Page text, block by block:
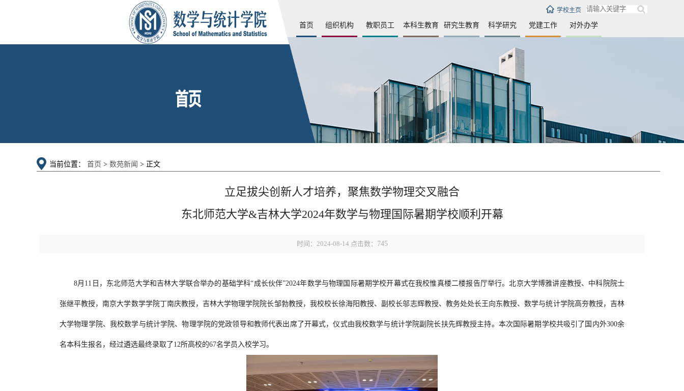
学校主页
首页 组织机构 教职员工 本科生教育 研究生教育 科学研究 党建工作 对外办学
当前位置： 首页 > 数苑新闻 > 正文
立足拔尖创新人才培养，聚焦数学物理交叉融合
东北师范大学&吉林大学2024年数学与物理国际暑期学校顺利开幕
时间：2024-08-14 点击数： 745
8月11日，东北师范大学和吉林大学联合举办的基础学科“成长伙伴”2024年数学与物理国际暑期学校开幕式在我校惟真楼二楼报告厅举行。北京大学博雅讲座教授、中科院院士
张继平教授，南京大学数学学院丁南庆教授，吉林大学物理学院院长邹勃教授，我校校长徐海阳教授、副校长邬志辉教授、教务处处长王向东教授、数学与统计学院高夯教授，吉林
大学物理学院、我校数学与统计学院、物理学院的党政领导和教师代表出席了开幕式，仪式由我校数学与统计学院副院长扶先辉教授主持。本次国际暑期学校共吸引了国内外300余
名本科生报名，经过遴选最终录取了12所高校的67名学员入校学习。